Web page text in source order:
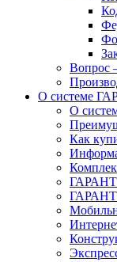
Вопрос
О системе
О
Как